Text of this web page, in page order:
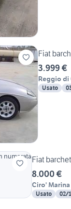
Fiat
3.999 €
Reggio di
Usato
Fiat
8.000 €
Ciro' Marina
Usato 02/